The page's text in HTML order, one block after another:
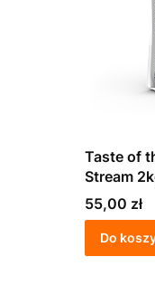
Taste of
Stream
szczeniąt
Cena
55,00 zł
Do